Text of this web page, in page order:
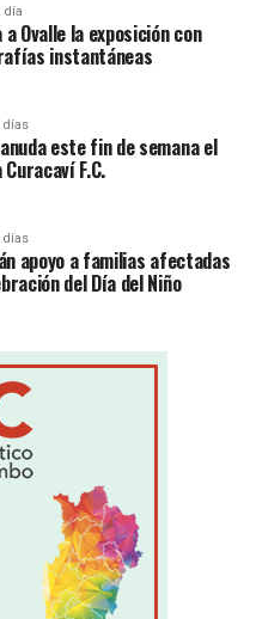
día
Ovalle la exposición con
instantáneas
días
este fin de semana el
F.C.
días
apoyo a familias afectadas
del Día del Niño